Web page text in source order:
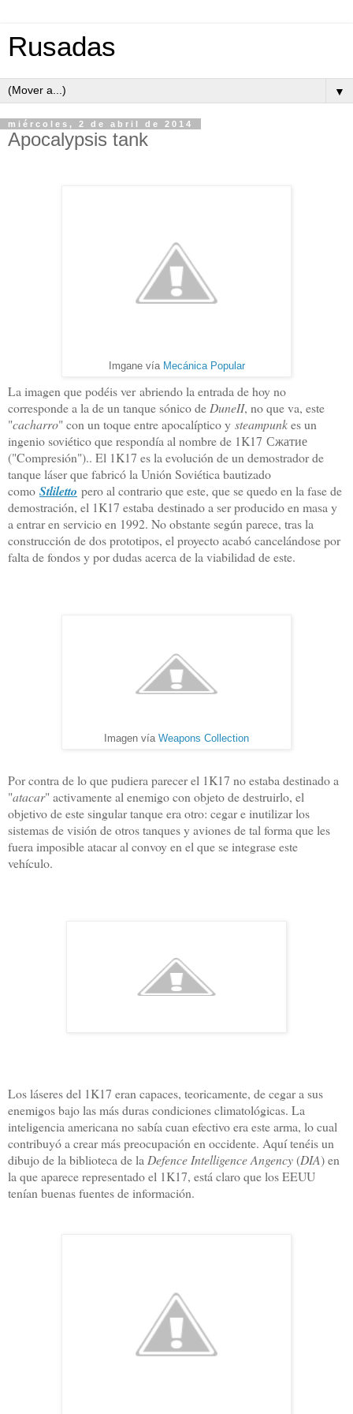
Rusadas
▼
miércoles, 2 de abril de 2014
Apocalypsis tank
Imgane vía Mecánica Popular
La imagen que podéis ver abriendo la entrada de hoy no
corresponde a la de un tanque sónico de DuneII, no que va, este
"cacharro" con un toque entre apocalíptico y steampunkes un
ingenio soviético que respondía al nombre de 1K17 Сжатие
("Compresión").. El 1K17 es la evolución de un demostrador de
tanque láser que fabricó la Unión Soviética bautizado
como Stliletto pero al contrario que este, que se quedo en la fase de
demostración, el 1K17 estaba destinado a ser producido en masa y
a entrar en servicio en 1992. No obstante según parece, tras la
construcción de dos prototipos, el proyecto acabó cancelándose por
falta de fondos y por dudas acerca de la viabilidad de este.
Imagen vía Weapons Collection
Por contra de lo que pudiera parecer el 1K17 no estaba destinado a
"atacar" activamente al enemigo con objeto de destruirlo, el
objetivo de este singular tanque era otro: cegar e inutilizar los
sistemas de visión de otros tanques y aviones de tal forma que les
fuera imposible atacar al convoy en el que se integrase este
vehículo.
Los láseres del 1K17 eran capaces, teoricamente, de cegar a sus
enemigos bajo las más duras condiciones climatológicas. La
inteligencia americana no sabía cuan efectivo era este arma, lo cual
contribuyó a crear más preocupación en occidente. Aquí tenéis un
dibujo de la biblioteca de la Defence Intelligence Angency(DIA) en
la que aparece representado el 1K17, está claro que los EEUU
tenían buenas fuentes de información.